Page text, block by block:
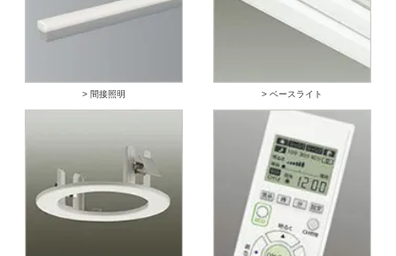
> 間接照明 > ベースライト